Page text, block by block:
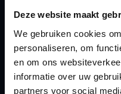
Deze website maakt
We gebruiken cookies
personaliseren, om
en om ons
informatie over uw
partners voor social
Contact
eHerkenning voor uw
Stamrecht BV
Emigratie